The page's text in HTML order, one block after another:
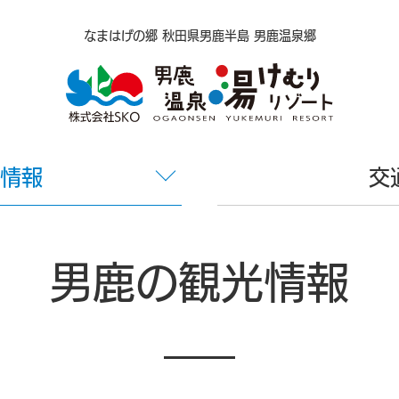
なまはげの郷 秋田県男鹿半島 男鹿温泉郷
報 交
男鹿の観光情報